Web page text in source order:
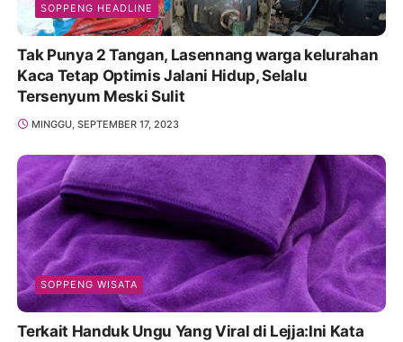
SOPPENG HEADLINE
Tak Punya 2 Tangan, Lasennang warga kelurahan
Kaca Tetap Optimis Jalani Hidup, Selalu
Tersenyum Meski Sulit
MINGGU, SEPTEMBER 17, 2023
SOPPENG WISATA
Terkait Handuk Ungu Yang Viral di Lejja:Ini Kata